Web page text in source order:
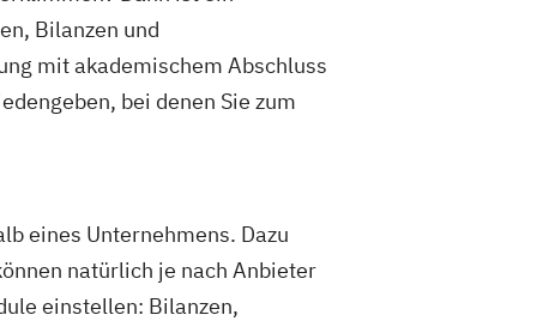
Bilanzen und
mit akademischem Abschluss
bei denen Sie zum
eines Unternehmens. Dazu
natürlich je nach Anbieter
einstellen: Bilanzen,